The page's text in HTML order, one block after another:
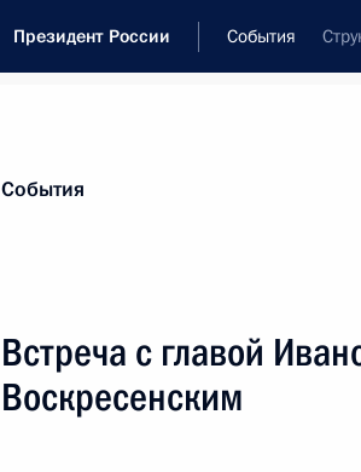
Президент России События
Новости
Встреча с Президентом
События
Встреча с главой
Воскресенским